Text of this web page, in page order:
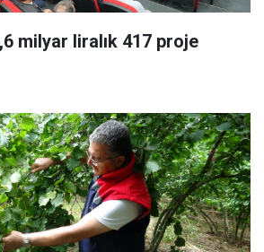
milyar liralık 417 proje